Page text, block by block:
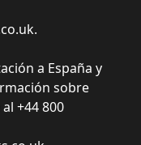
.
a España y
sobre
+44 800